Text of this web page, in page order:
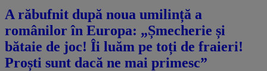
A răbufnit după noua umilință a
românilor în Europa: „Șmecherie și
bătaie de joc! Îi luăm pe toți de fraieri!
Proști sunt dacă ne mai primesc”